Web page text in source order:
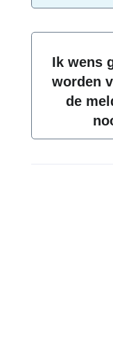
Ik wens
worden
de